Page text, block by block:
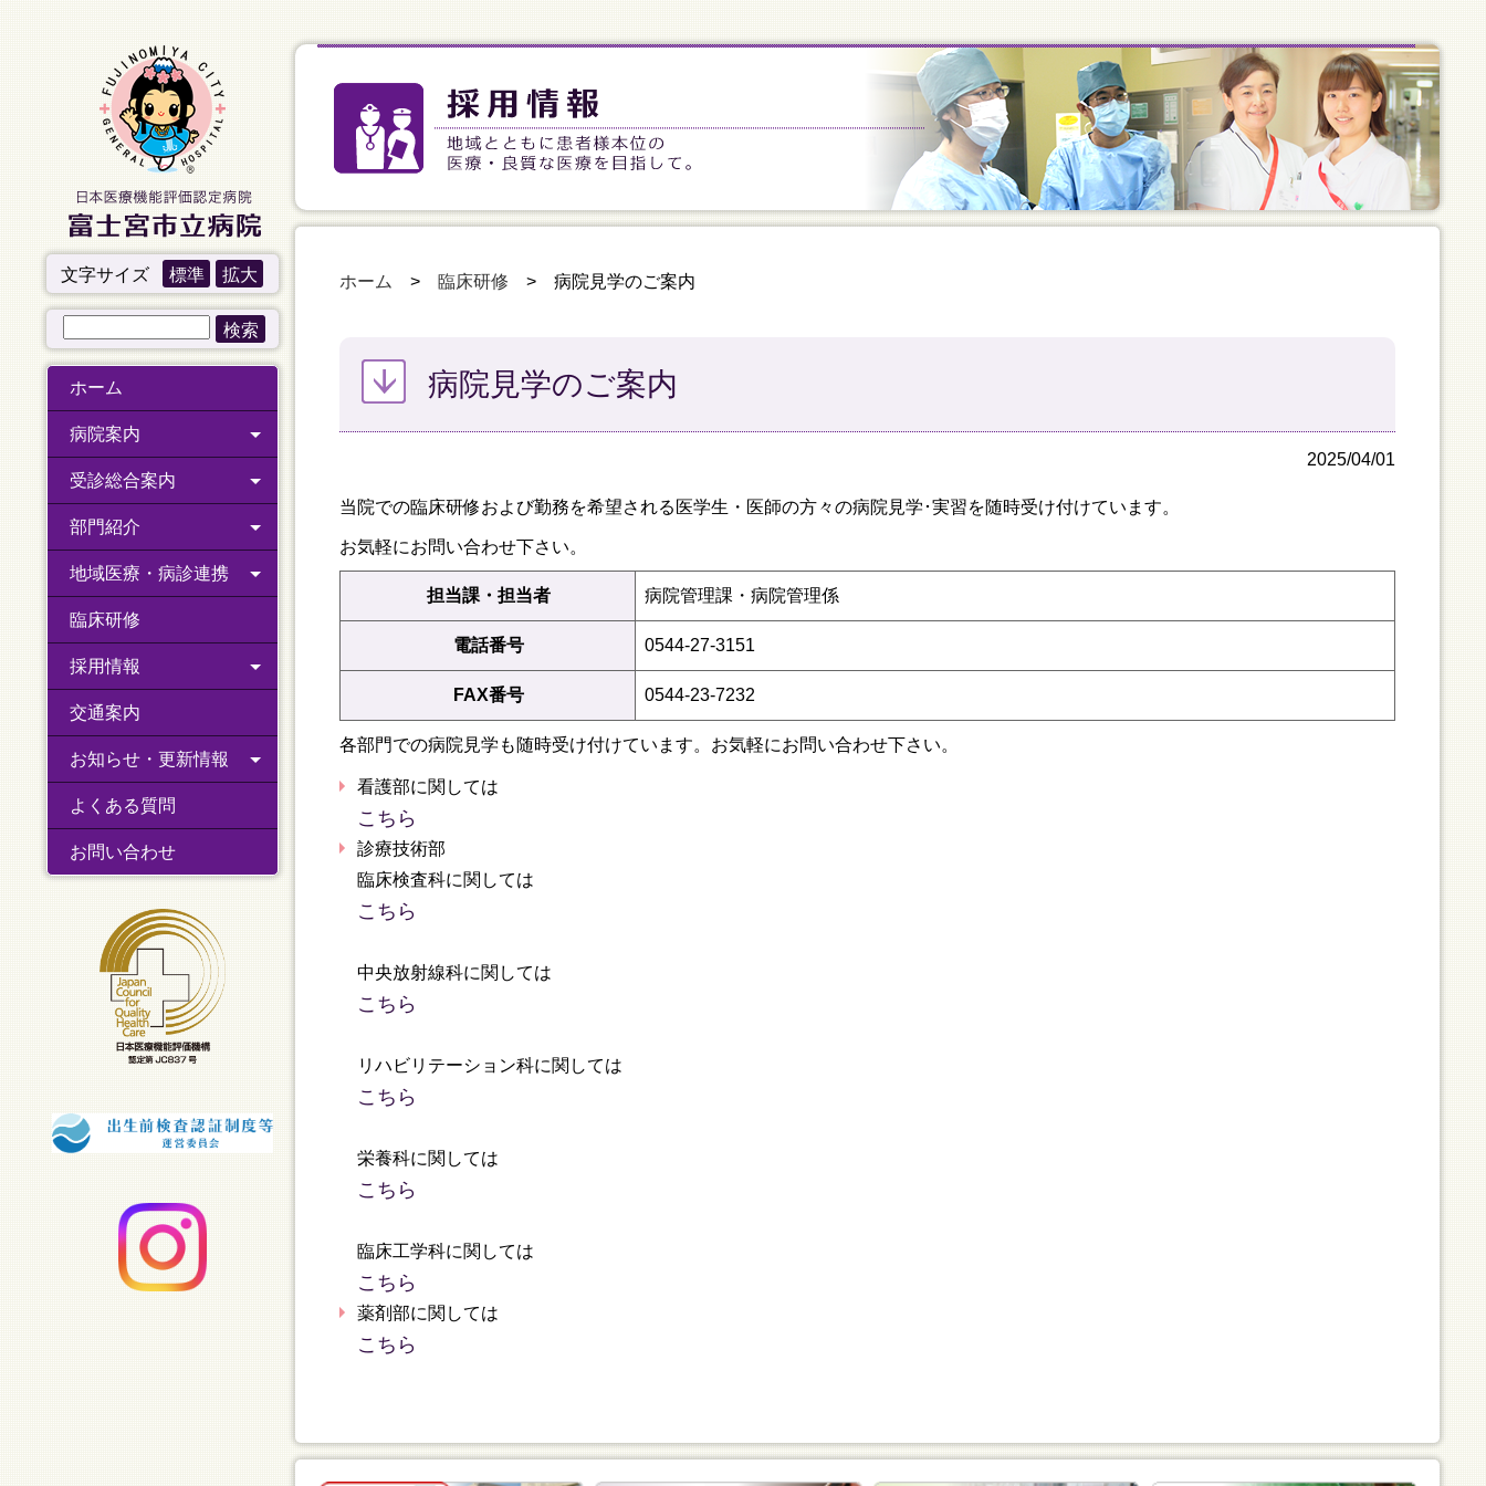
文字サイズ 標準 拡大
ホーム
病院案内
受診総合案内
部門紹介
地域医療・病診連携
臨床研修
採用情報
交通案内
お知らせ・更新情報
よくある質問
お問い合わせ
ホーム > 臨床研修 > 病院見学のご案内
病院見学のご案内
2025/04/01
当院での臨床研修および勤務を希望される医学生・医師の方々の病院見学･実習を随時受け付けています。
お気軽にお問い合わせ下さい。
担当課・担当者 病院管理課・病院管理係
電話番号 0544-27-3151
FAX番号 0544-23-7232
各部門での病院見学も随時受け付けています。お気軽にお問い合わせ下さい。
看護部に関しては
こちら
診療技術部
臨床検査科に関しては
こちら
中央放射線科に関しては
こちら
リハビリテーション科に関しては
こちら
栄養科に関しては
こちら
臨床工学科に関しては
こちら
薬剤部に関しては
こちら